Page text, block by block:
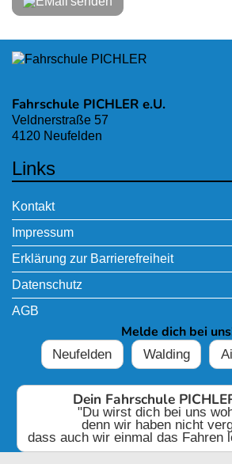
Fahrschule PICHLER e.U.
Veldnerstraße 57
4120 Neufelden
Links
Kontakt
Impressum
Erklärung zur Barrierefreiheit
Datenschutz
AGB
Melde dich bei
Neufelden Walding
Dein Fahrschule
"Du wirst dich bei uns
denn wir haben nicht
dass auch wir einmal das Fahren